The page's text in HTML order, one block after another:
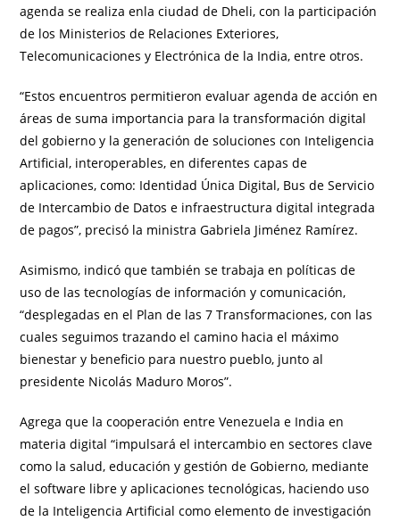
agenda se realiza enla ciudad de Dheli, con la participación
de los Ministerios de Relaciones Exteriores,
Telecomunicaciones y Electrónica de la India, entre otros.
“Estos encuentros permitieron evaluar agenda de acción en
áreas de suma importancia para la transformación digital
del gobierno y la generación de soluciones con Inteligencia
Artificial, interoperables, en diferentes capas de
aplicaciones, como: Identidad Única Digital, Bus de Servicio
de Intercambio de Datos e infraestructura digital integrada
de pagos”, precisó la ministra Gabriela Jiménez Ramírez.
Asimismo, indicó que también se trabaja en políticas de
uso de las tecnologías de información y comunicación,
“desplegadas en el Plan de las 7 Transformaciones, con las
cuales seguimos trazando el camino hacia el máximo
bienestar y beneficio para nuestro pueblo, junto al
presidente Nicolás Maduro Moros”.
Agrega que la cooperación entre Venezuela e India en
materia digital “impulsará el intercambio en sectores clave
como la salud, educación y gestión de Gobierno, mediante
el software libre y aplicaciones tecnológicas, haciendo uso
de la Inteligencia Artificial como elemento de investigación